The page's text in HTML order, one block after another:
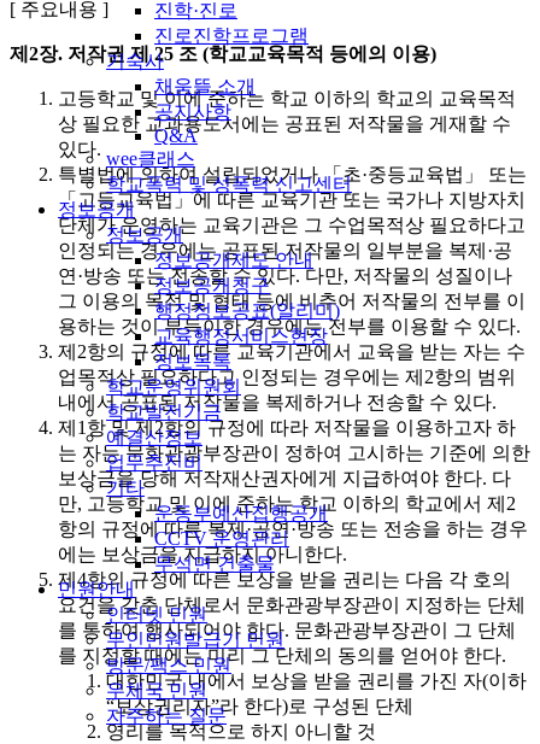
진학·진로
진로진학프로그램
기숙사
채움뜰 소개
공지사항
Q&A
wee클래스
학교폭력 및 성폭력 신고센터
정보공개
정보공개
정보공개제도 안내
정보공개청구
행정정보공표(알리미)
교육행정서비스현장
정보목록
학교운영위원회
학교발전기금
예결산정보
업무추진비
기타
운동부예산집행공개
CCTV 운영관리
무석면 건출물
민원안내
인터넷 민원
무인민원발급기 민원
방문/팩스 민원
우체국 민원
자주하는 질문
[ 주요내용 ]
제2장. 저작권 제 25 조 (학교교육목적 등에의 이용)
고등학교 및 이에 준하는 학교 이하의 학교의 교육목적
상 필요한 교과용도서에는 공표된 저작물을 게재할 수
있다.
특별법에 의하여 설립되었거나 「초·중등교육법」 또는
「고등교육법」에 따른 교육기관 또는 국가나 지방자치
단체가 운영하는 교육기관은 그 수업목적상 필요하다고
인정되는 경우에는 공표된 저작물의 일부분을 복제·공
연·방송 또는 전송할 수 있다. 다만, 저작물의 성질이나
그 이용의 목적 및 형태 등에 비추어 저작물의 전부를 이
용하는 것이 부득이한 경우에는 전부를 이용할 수 있다.
제2항의 규정에 따른 교육기관에서 교육을 받는 자는 수
업목적상 필요하다고 인정되는 경우에는 제2항의 범위
내에서 공표된 저작물을 복제하거나 전송할 수 있다.
제1항 및 제2항의 규정에 따라 저작물을 이용하고자 하
는 자는 문화관광부장관이 정하여 고시하는 기준에 의한
보상금을 당해 저작재산권자에게 지급하여야 한다. 다
만, 고등학교 및 이에 준하는 학교 이하의 학교에서 제2
항의 규정에 따른 복제·공연·방송 또는 전송을 하는 경우
에는 보상금을 지급하지 아니한다.
제4항의 규정에 따른 보상을 받을 권리는 다음 각 호의
요건을 갖춘 단체로서 문화관광부장관이 지정하는 단체
를 통하여 행사되어야 한다. 문화관광부장관이 그 단체
를 지정할 때에는 미리 그 단체의 동의를 얻어야 한다.
대한민국 내에서 보상을 받을 권리를 가진 자(이하
“보상권리자”라 한다)로 구성된 단체
영리를 목적으로 하지 아니할 것